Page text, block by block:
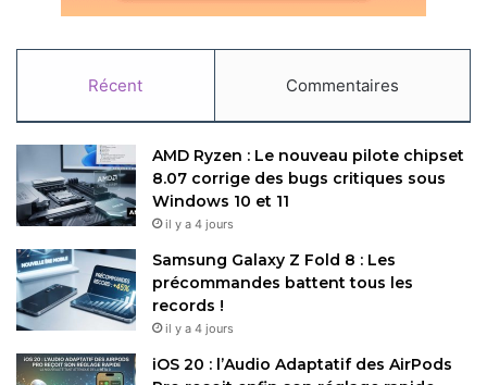
notamment sur des machines haut de gamme comme le
juillet devrait détailler le patch 2.3, qui inclut de nouvelles
fonctionnalités. Bien que non prévu pour laNintendo
Switch 2, le jeu partage une compatibilité architecturale
grâce à l’utilisation de l’ARM. Pour plus d’informations,
consultez le site officiel de
Cyberpunk 2077
ou les
plateformes de distribution numériques.
Restez connecté via Google News
Récent Commentaires
AMD Ryzen : Le nouveau pilote chipset
8.07 corrige des bugs critiques sous
Windows 10 et 11
il y a 4 jours
Samsung Galaxy Z Fold 8 : Les
précommandes battent tous les
records !
il y a 4 jours
iOS 20 : l’Audio Adaptatif des AirPods